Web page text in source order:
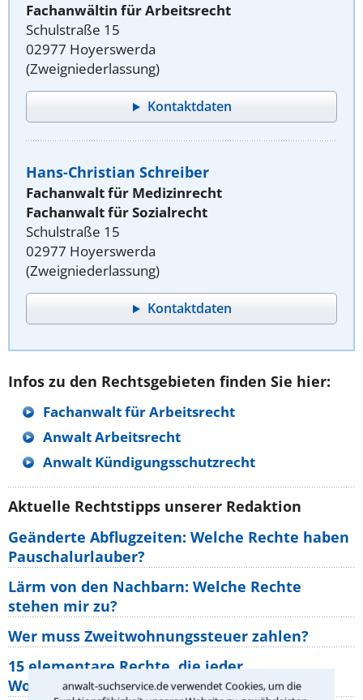
anwalt-suchservice.de verwendet Cookies, um die
Fachanwältin für Arbeitsrecht
Schulstraße 15
02977 Hoyerswerda
(Zweigniederlassung)
Kontaktdaten
Hans-Christian Schreiber
Fachanwalt für Medizinrecht
Fachanwalt für Sozialrecht
Schulstraße 15
02977 Hoyerswerda
(Zweigniederlassung)
Kontaktdaten
Infos zu den Rechtsgebieten finden Sie hier:
Fachanwalt für Arbeitsrecht
Anwalt Arbeitsrecht
Anwalt Kündigungsschutzrecht
Aktuelle Rechtstipps unserer Redaktion
Geänderte Abflugzeiten: Welche Rechte haben
Pauschalurlauber?
Lärm von den Nachbarn: Welche Rechte
stehen mir zu?
Wer muss Zweitwohnungssteuer zahlen?
15 elementare Rechte, die jeder
Wohnungseigentümer kennen sollte